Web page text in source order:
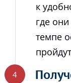
к
где
темпе